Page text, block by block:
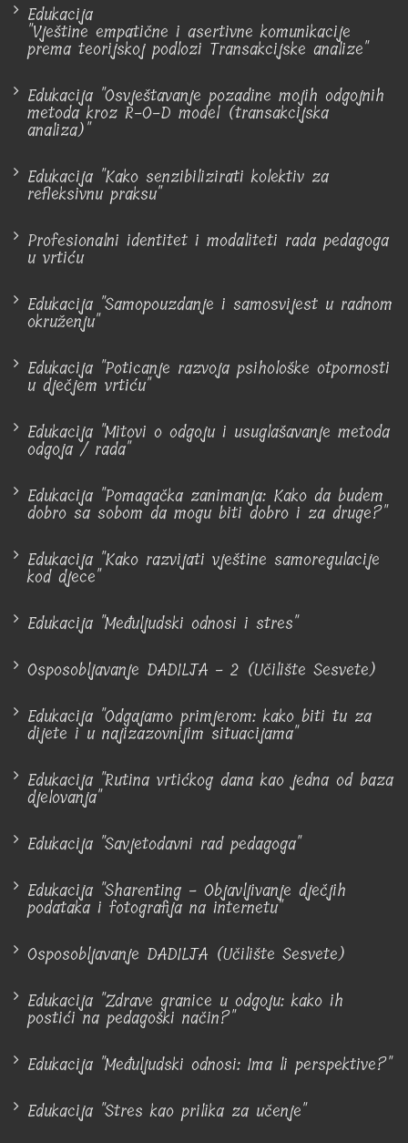
Edukacija
"Vještine empatične i asertivne komunikacije
prema teorijskoj podlozi Transakcijske analize"
Edukacija "Osvještavanje pozadine mojih odgojnih
metoda kroz R-O-D model (transakcijska
analiza)"
Edukacija "Kako senzibilizirati kolektiv za
refleksivnu praksu"
Profesionalni identitet i modaliteti rada pedagoga
u vrtiću
Edukacija "Samopouzdanje i samosvijest u radnom
okruženju"
Edukacija "Poticanje razvoja psihološke otpornosti
u dječjem vrtiću"
Edukacija "Mitovi o odgoju i usuglašavanje metoda
odgoja / rada"
Edukacija "Pomagačka zanimanja: Kako da budem
dobro sa sobom da mogu biti dobro i za druge?"
Edukacija "Kako razvijati vještine samoregulacije
kod djece"
Edukacija "Međuljudski odnosi i stres"
Osposobljavanje DADILJA - 2 (Učilište Sesvete)
Edukacija "Odgajamo primjerom: kako biti tu za
dijete i u najizazovnijim situacijama"
Edukacija "Rutina vrtićkog dana kao jedna od baza
djelovanja"
Edukacija "Savjetodavni rad pedagoga"
Edukacija "Sharenting - Objavljivanje dječjih
podataka i fotografija na internetu"
Osposobljavanje DADILJA (Učilište Sesvete)
Edukacija "Zdrave granice u odgoju: kako ih
postići na pedagoški način?"
Edukacija "Međuljudski odnosi: Ima li perspektive?"
Edukacija "Stres kao prilika za učenje"